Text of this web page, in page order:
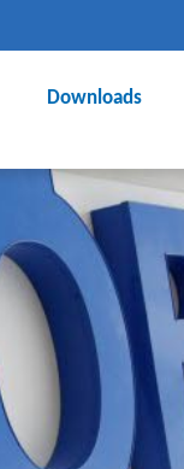
Downloads